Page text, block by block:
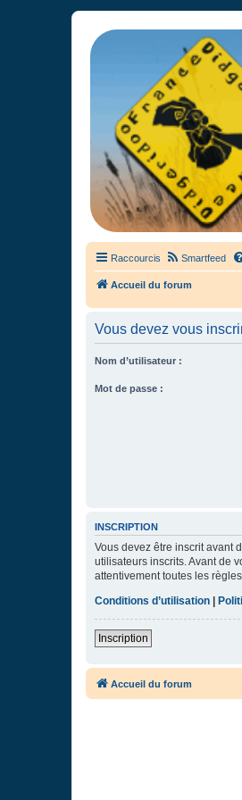
France Didgeridoo
Didgeridoo et Guimbarde sur
Raccourcis Smartfeed
Accueil du forum
Vous devez vous
Nom d’utilisateur :
Mot de passe :
INSCRIPTION
Vous devez être inscrit avant
utilisateurs inscrits. Avant de
attentivement toutes les
Conditions d’utilisation
Inscription
Accueil du forum